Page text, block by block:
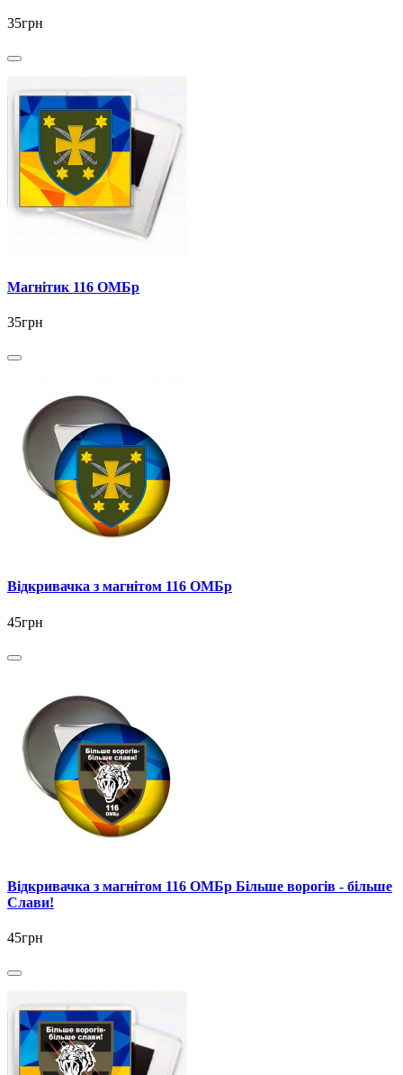
35грн
Магнітик 116 ОМБр
35грн
Відкривачка з магнітом 116 ОМБр
45грн
Відкривачка з магнітом 116 ОМБр Більше ворогів - більше
Слави!
45грн